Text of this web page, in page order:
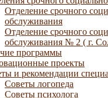
Отделение срочного
обслуживания
Отделение срочного
обслуживания № 2 ( г.
программы
проекты
и рекомендации
Советы логопеда
Советы психолога